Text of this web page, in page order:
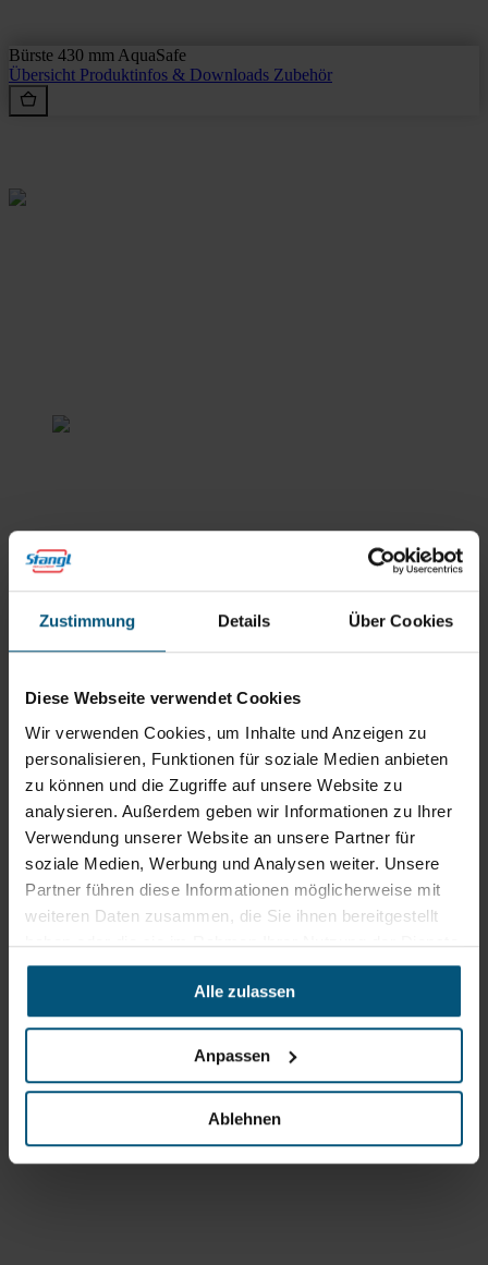
Zustimmung Details Über Cookies
Diese Webseite verwendet Cookies
Wir verwenden Cookies, um Inhalte und Anzeigen zu
personalisieren, Funktionen für soziale Medien anbieten
zu können und die Zugriffe auf unsere Website zu
analysieren. Außerdem geben wir Informationen zu Ihrer
Verwendung unserer Website an unsere Partner für
soziale Medien, Werbung und Analysen weiter. Unsere
Partner führen diese Informationen möglicherweise mit
weiteren Daten zusammen, die Sie ihnen bereitgestellt
haben oder die sie im Rahmen Ihrer Nutzung der Dienste
gesammelt haben.
Alle zulassen
Anpassen
Ablehnen
Bürste 430 mm AquaSafe
Übersicht Produktinfos & Downloads Zubehör
+43 6215 89 00
office@stangl.at
Zum
(Öffnet
in
Tab)
Öffnungszeiten
Mo - Do: 07:30 - 12:00
Uhr
sowie 12:30 -16:30 Uhr
Fr: 07:30 - 12:00 Uhr
Stangl Niederlassung Ost
Werkstraße 8
2522 Oberwaltersdorf
+43 2253 61730
(Öffnet
neuem
Tab)